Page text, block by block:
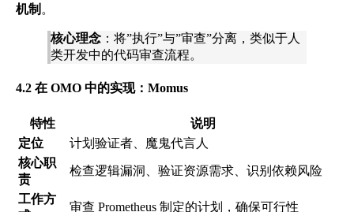
机制 。
核心理念 ：将”执行”与”审查”分离，类似于人
类开发中的代码审查流程。
4.2 在 OMO 中的实现：Momus
特性
说明
定位
计划验证者、魔鬼代言人
核心职
责
检查逻辑漏洞、验证资源需求、识别依赖风险
工作方
审查 Prometheus 制定的计划，确保可行性